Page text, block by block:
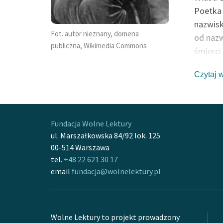
Fot. autor nieznany, domena
publiczna, Wikimedia Commons
Poetka
od
jedynie
Była
Czytaj
Fundacja Wolne Lektury
ul. Marszałkowska 84/92 lok. 125
00-514 Warszawa
tel. +48 22 621 30 17
email fundacja@wolnelektury.pl
Wolne Lektury to projekt prowadzony